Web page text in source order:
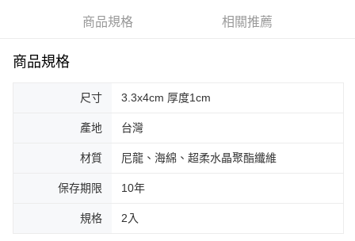
玉山商業銀行
星展（台灣）商業銀行
台新國際商業銀行
中國信託商業銀行
AFTEE先享後付
相關說明
【關於「AFTEE先享後付」】
２．便利：只要手機號碼，簡訊認證，即可結帳。
１．於結帳方式選擇「AFTEE先享後付」後，將跳轉至「AFTEE先享後付」
２．訂單成立數日內，您將收到繳費通知簡訊。
３．收到繳費通知簡訊後14天內，點擊此簡訊中的連結，可透過四大超商／
每筆NT$65，滿NT$499(含以上)免運費
付款後全家取貨
每筆NT$65，滿NT$499(含以上)免運費
商品規格 相關推薦
商品規格
尺寸 3.3x4cm 厚度1cm
產地 台灣
材質 尼龍、海綿、超柔水晶聚酯纖維
保存期限 10年
規格 2入